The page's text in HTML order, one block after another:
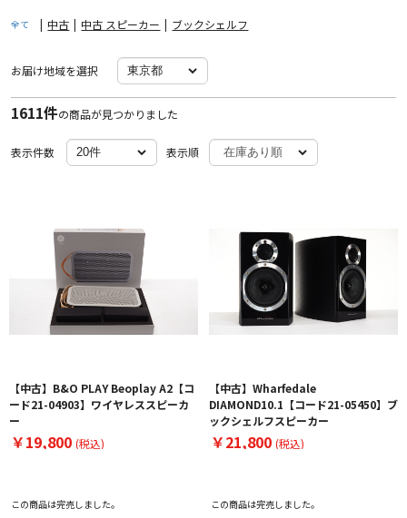
全て | 中古 | 中古 スピーカー | ブックシェルフ
お届け地域を選択
1611件の商品が見つかりました
表示件数 表示順
【中古】B&O PLAY Beoplay A2【コ
ード21-04903】ワイヤレススピーカ
ー
￥19,800 (税込)
この商品は完売しました。
【中古】Wharfedale
DIAMOND10.1【コード21-05450】ブ
ックシェルフスピーカー
￥21,800 (税込)
この商品は完売しました。